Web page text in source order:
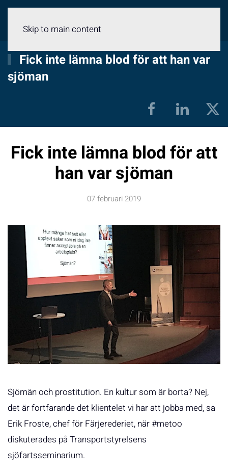
Skip to main content
Fick inte lämna blod för att han var
sjöman
Fick inte lämna blod för att
han var sjöman
07 februari 2019
Sjömän och prostitution. En kultur som är borta? Nej,
det är fortfarande det klientelet vi har att jobba med, sa
Erik Froste, chef för Färjerederiet, när #metoo
diskuterades på Transportstyrelsens
sjöfartsseminarium.